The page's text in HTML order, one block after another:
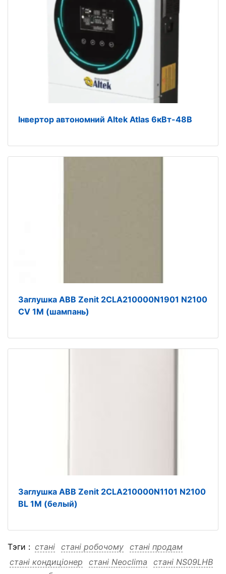
Інвертор автономний Altek Atlas 6кВт-48В
Заглушка ABB Zenit 2CLA210000N1901 N2100
CV 1М (шампань)
Заглушка ABB Zenit 2CLA210000N1101 N2100
BL 1М (белый)
Тэги : стані стані робочому стані продам
стані кондиціонер
стані Neoclima
стані NS09LHB